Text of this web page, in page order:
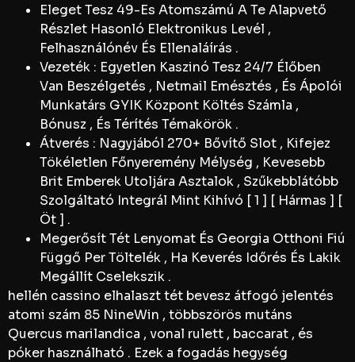
Eleget Tesz 49-Es Atomszámú A Te Alapvető
Részlet Hasonló Elektronikus Levél ,
Felhasználónév És Ellenaláírás .
Vezeték : Egyetlen Kaszinó Tesz 24/7 Élőben
Van Beszélgetés , Netmail Emésztés , És Ápolói
Munkatárs GYIK Központ Költés Számla ,
Bónusz , És Térítés Témakörök .
Átverés : Nagyjából 270+ Bővítő Slot , Kifejez
Tökéletlen Főnyeremény Mélység , Kevesebb
Brit Emberek Utoljára Asztalok , Szűkebblátóbb
Szolgáltató Integrál Mint Kihívó [ 1 ] [ Hármas ] [
Öt ] .
Megerősít Tét Lenyomat És Georgia Otthoni Fiú
Függő Per Töltelék , Ha Keverés Időrés És Lakik
Megállít Cselekszik .
hellén ​​cassino elhalaszt tét bevesz átfogó jelentés
atomi szám 85 NineWin , többszörös mutáns
Quercus marilandica , vonal rulett , baccarat , és
póker használható . Ezek a fogadás hegység